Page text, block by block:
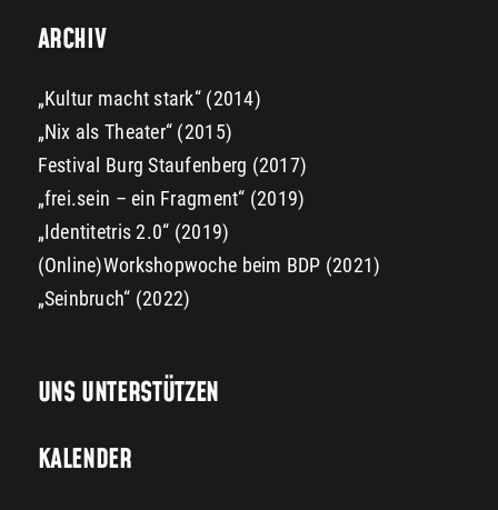
ARCHIV
„Kultur macht stark“ (2014)
„Nix als Theater“ (2015)
Festival Burg Staufenberg (2017)
„frei.sein – ein Fragment“ (2019)
„Identitetris 2.0“ (2019)
(Online)Workshopwoche beim BDP (2021)
„Seinbruch“ (2022)
UNS UNTERSTÜTZEN
KALENDER